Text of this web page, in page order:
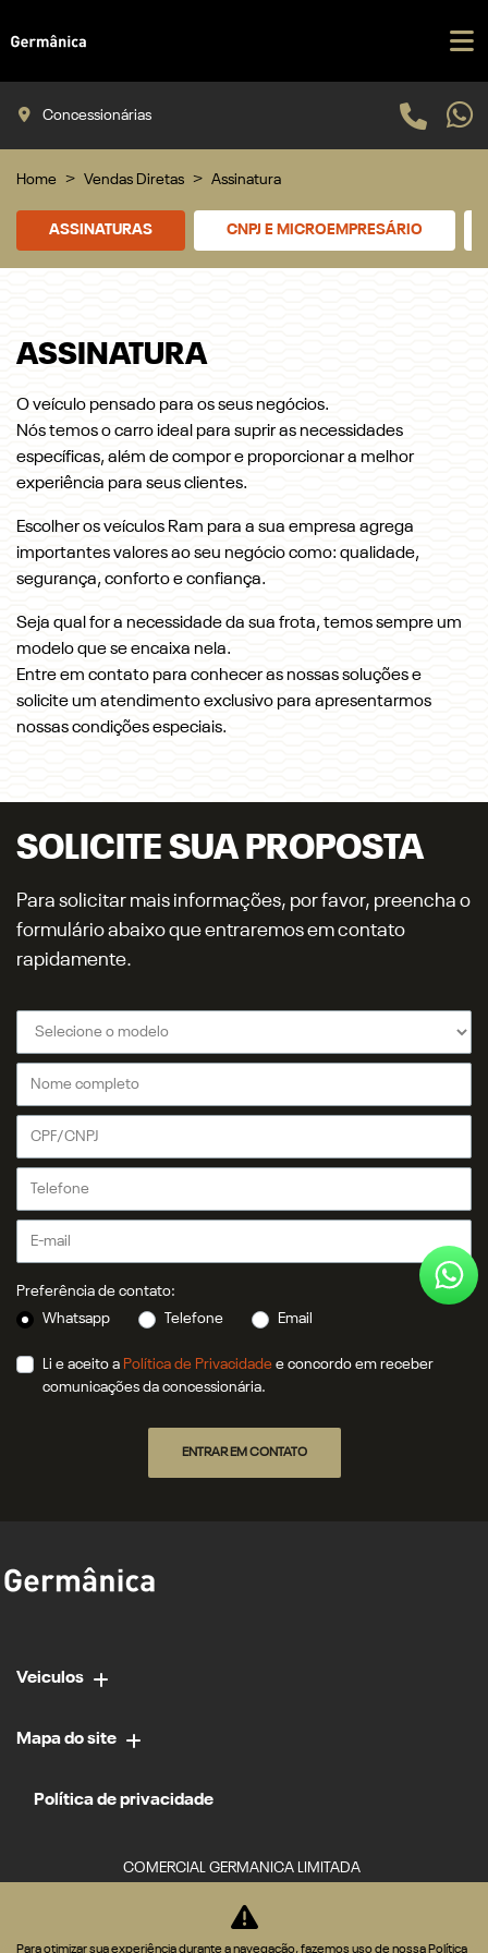
Concessionárias
Home Vendas Diretas Assinatura
CNPJ E MICROEMPRESÁRIO
ASSINATURAS
ASSINATURA
O veículo pensado para os seus negócios.
Nós temos o carro ideal para suprir as necessidades
específicas, além de compor e proporcionar a melhor
experiência para seus clientes.
Escolher os veículos Ram para a sua empresa agrega
importantes valores ao seu negócio como: qualidade,
segurança, conforto e confiança.
Seja qual for a necessidade da sua frota, temos sempre um
modelo que se encaixa nela.
Entre em contato para conhecer as nossas soluções e
solicite um atendimento exclusivo para apresentarmos
nossas condições especiais.
SOLICITE SUA PROPOSTA
Para solicitar mais informações, por favor, preencha o
formulário abaixo que entraremos em contato
rapidamente.
Preferência de contato:
Whatsapp
Telefone Email
Li e aceito a Política de Privacidade e concordo em receber
comunicações da concessionária.
ENTRAR EM CONTATO
Veiculos
Mapa do site
Política de privacidade
COMERCIAL GERMANICA LIMITADA
CNPJ: 02.952.561/0034-84
Para otimizar sua experiência durante a navegação, fazemos uso de nossa Política